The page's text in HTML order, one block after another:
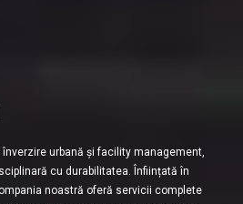
urbană și facility management,
cu durabilitatea. Înființată în
noastră oferă servicii complete